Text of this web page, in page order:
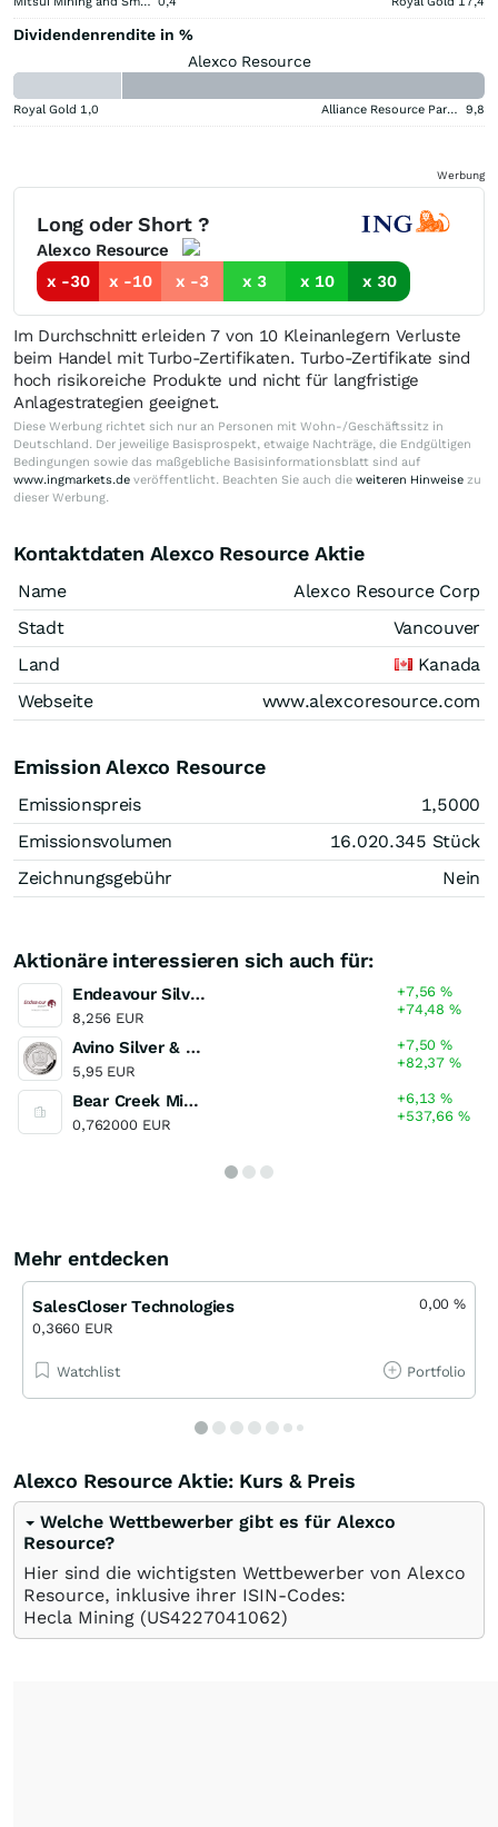
Dividendenrendite in %
Alexco Resource
Royal Gold 1,0 Alliance Resource Partners 9,8
Werbung
Long oder Short ?
Alexco Resource
x -30
x -10 x -3 x 3 x 10 x 30
Im Durchschnitt erleiden 7 von 10 Kleinanlegern Verluste
beim Handel mit Turbo-Zertifikaten. Turbo-Zertifikate sind
hoch risikoreiche Produkte und nicht für langfristige
Anlagestrategien geeignet.
Diese Werbung richtet sich nur an Personen mit Wohn-/Geschäftssitz in
Deutschland. Der jeweilige Basisprospekt, etwaige Nachträge, die Endgültigen
Bedingungen sowie das maßgebliche Basisinformationsblatt sind auf
www.ingmarkets.de veröffentlicht. Beachten Sie auch die weiteren Hinweise zu
dieser Werbung.
Kontaktdaten Alexco Resource Aktie
Name
Alexco Resource Corp
Stadt
Vancouver
Land
Kanada
Webseite
www.alexcoresource.com
Emission Alexco Resource
Emissionspreis
1,5000
Emissionsvolumen
16.020.345 Stück
Zeichnungsgebühr
Nein
Aktionäre interessieren sich auch für:
Endeavour Silver
8,256 EUR
+7,56%
+74,48%
Avino Silver & Gold Mines
5,95 EUR
+7,50%
+82,37%
Bear Creek Mining
0,762000 EUR
+6,13%
+537,66 %
Mehr entdecken
SalesCloser Technologies
0,3660 EUR
0,00%
Watchlist Portfolio
Alexco Resource Aktie: Kurs & Preis
Welche Wettbewerber gibt es für Alexco
Resource?
Hier sind die wichtigsten Wettbewerber von Alexco
Resource, inklusive ihrer ISIN-Codes:
Hecla Mining (US4227041062)